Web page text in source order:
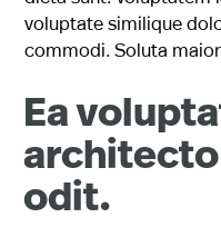
voluptate similique
commodi. Soluta
Ea
odit.